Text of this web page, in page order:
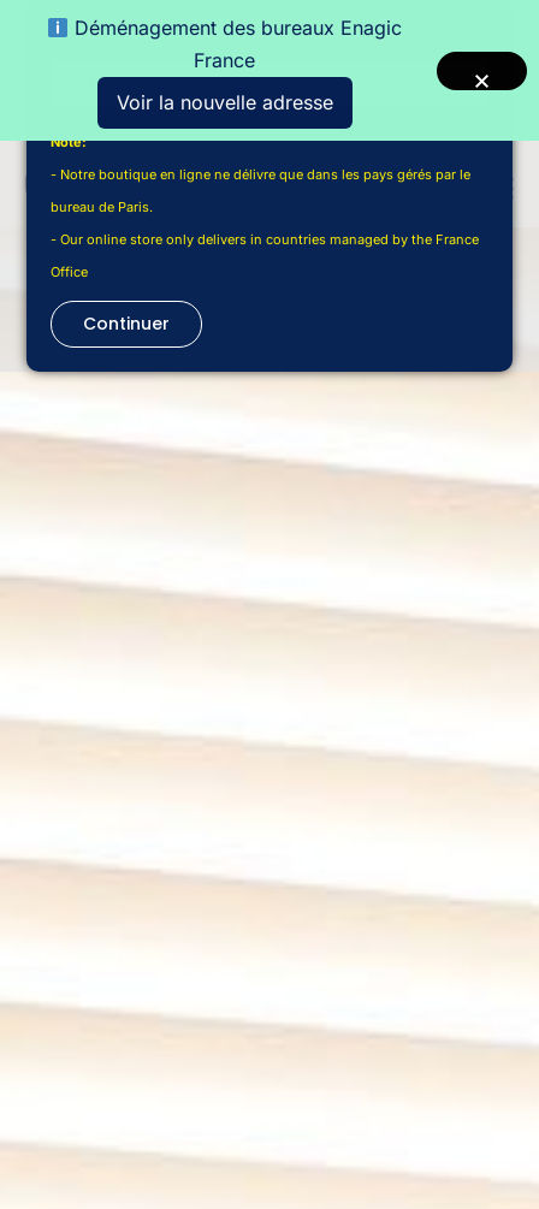
Déménagement des bureaux Enagic
France
Voir la nouvelle adresse
Choisir un pays de livraison
Note:
- Notre boutique en ligne ne délivre que dans les pays gérés par le
bureau de Paris.
- Our online store only delivers in countries managed by the France
Office
Continuer